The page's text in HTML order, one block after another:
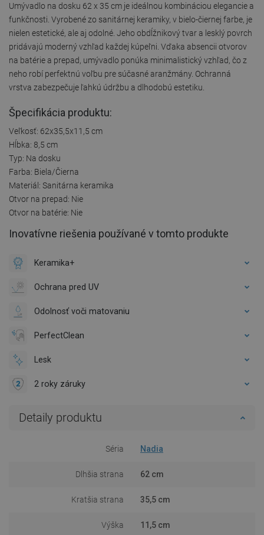
Umývadlo na dosku 62 x 35 cm je ideálnou kombináciou elegancie a
funkčnosti. Vyrobené zo sanitárnej keramiky, v bielo-čiernej farbe, je
nielen estetické, ale aj odolné. Jeho obdĺžnikový tvar a lesklý povrch
pridávajú moderný vzhľad každej kúpeľni. Vďaka absencii otvorov
na batérie a prepad, umývadlo ponúka minimalistický vzhľad, čo z
neho robí perfektnú voľbu pre súčasné aranžmány. Ochranná
vrstva zabezpečuje ľahkú údržbu a dlhodobú estetiku.
Špecifikácia produktu:
Veľkosť: 62x35,5x11,5 cm
Hĺbka: 8,5 cm
Typ: Na dosku
Farba: Biela/Čierna
Materiál: Sanitárna keramika
Otvor na prepad: Nie
Otvor na batérie: Nie
Inovatívne riešenia používané v tomto produkte
Keramika+
Ochrana pred UV
Odolnosť voči matovaniu
PerfectClean
Lesk
2 roky záruky
Detaily produktu
Séria Nadia
Dlhšia strana 62 cm
Kratšia strana 35,5 cm
Výška 11,5 cm